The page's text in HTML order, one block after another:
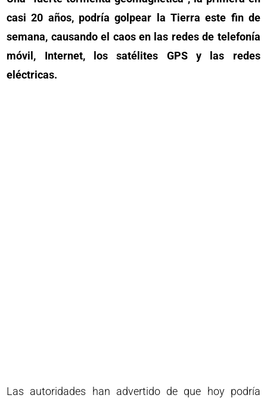
casi 20 años, podría golpear la Tierra este fin de
semana, causando el caos en las redes de telefonía
móvil, Internet, los satélites GPS y las redes
eléctricas.
Las autoridades han advertido de que hoy podría